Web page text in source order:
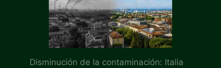
Disminución de la contaminación: Italia